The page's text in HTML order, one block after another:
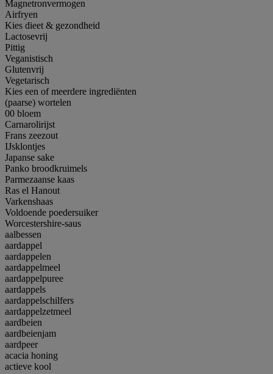
Magnetronvermogen
Airfryen
Kies dieet & gezondheid
Lactosevrij
Pittig
Veganistisch
Glutenvrij
Vegetarisch
Kies een of meerdere ingrediënten
(paarse) wortelen
00 bloem
Carnarolirijst
Frans zeezout
IJsklontjes
Japanse sake
Panko broodkruimels
Parmezaanse kaas
Ras el Hanout
Varkenshaas
Voldoende poedersuiker
Worcestershire-saus
aalbessen
aardappel
aardappelen
aardappelmeel
aardappelpuree
aardappels
aardappelschilfers
aardappelzetmeel
aardbeien
aardbeienjam
aardpeer
acacia honing
actieve kool